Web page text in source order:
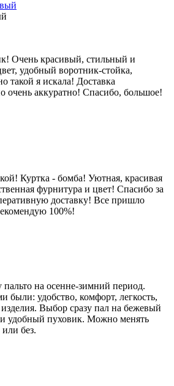
Очень красивый, стильный и
удобный воротник-стойка,
такой я искала! Доставка
очень аккуратно! Спасибо, большое!
Куртка - бомба! Уютная, красивая
фурнитура и цвет! Спасибо за
доставку! Все пришло
100%!
пальто на осенне-зимний период.
были: удобство, комфорт, легкость,
Выбор сразу пал на бежевый
удобный пуховик. Можно менять
без.